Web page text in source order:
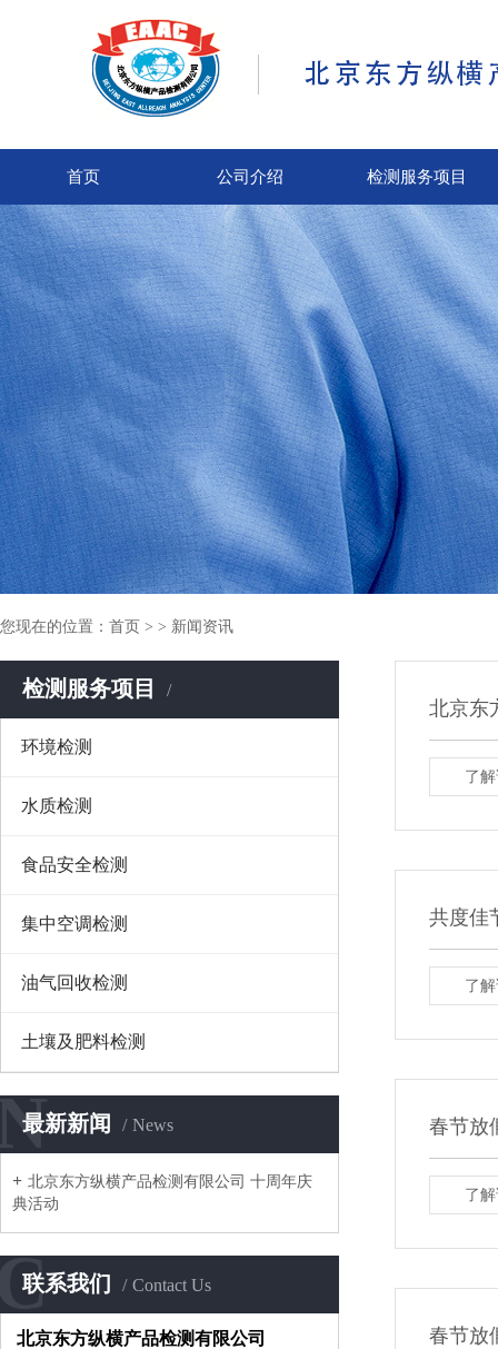
首页 公司介绍 检测服务项目
您现在的位置： 首页 > > 新闻资讯
检测服务项目
环境检测
水质检测
食品安全检测
集中空调检测
油气回收检测
土壤及肥料检测
最新新闻 News
北京东方纵横产品检测有限公司 十周年庆
典活动
联系我们 Contact Us
北京东方纵横产品检测有限公司
北京东
了
共度佳
了
春节放
了
春节放